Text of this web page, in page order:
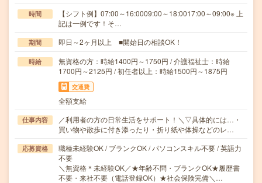
時間
【シフト例】07:00～16:0009:00～18:0017:00～09:00※ 上
記は一例です！そ…
期間 即日～2ヶ月以上 ■開始日の相談OK！
時給
無資格の方：時給1400円～1750円 / 介護福祉士：時給
1700円～2125円 / 初任者以上：時給1500円～1875円
交通費
全額支給
仕事内容
／利用者の方の日常生活をサポート！＼▽具体的には…・
買い物や散歩に付き添ったり・折り紙や体操などのレ…
応募資格
職種未経験OK / ブランクOK / パソコンスキル不要 / 英語力
不要
＼無資格＊未経験OK／★年齢不問・ブランクOK★履歴書
不要・来社不要（電話登録OK）★社会保険完備＼…